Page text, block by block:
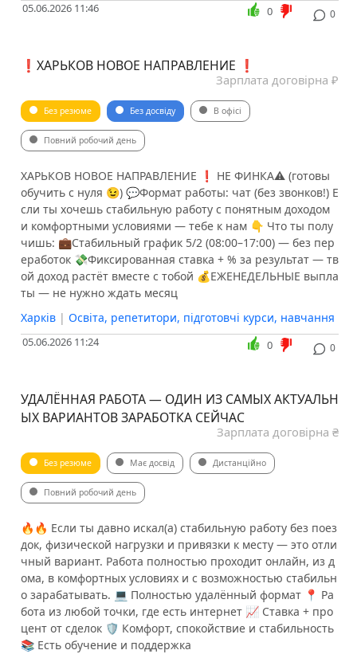
05.06.2026 11:46 0
0
❗️ХАРЬКОВ НОВОЕ НАПРАВЛЕНИЕ ❗️
Зарплата договірна ₽
Без резюме Без досвіду В офісі
Повний робочий день
️ХАРЬКОВ НОВОЕ НАПРАВЛЕНИЕ ❗️ ️НЕ ФИНКА⚠️ (готовы
обучить с нуля 😉) 💬Формат работы: чат (без звонков!) Е
сли ты хочешь стабильную работу с понятным доходом
и комфортными условиями — тебе к нам 👇 Что ты полу
чишь: 💼Стабильный график 5/2 (08:00–17:00) — без пер
еработок 💸Фиксированная ставка + % за результат — тв
ой доход растёт вместе с тобой 💰ЕЖЕНЕДЕЛЬНЫЕ выпла
ты — не нужно ждать месяц
Харків | Освіта, репетитори, підготовчі курси, навчання
05.06.2026 11:24 0
0
УДАЛЁННАЯ РАБОТА — ОДИН ИЗ САМЫХ АКТУАЛЬН
ЫХ ВАРИАНТОВ ЗАРАБОТКА СЕЙЧАС
Зарплата договірна ₴
Без резюме Має досвід Дистанційно
Повний робочий день
🔥🔥 Если ты давно искал(а) стабильную работу без поез
док, физической нагрузки и привязки к месту — это отли
чный вариант. Работа полностью проходит онлайн, из д
ома, в комфортных условиях и с возможностью стабильн
о зарабатывать. 💻 Полностью удалённый формат 📍 Ра
бота из любой точки, где есть интернет 📈 Ставка + про
цент от сделок 🛡 Комфорт, спокойствие и стабильность
📚 Есть обучение и поддержка